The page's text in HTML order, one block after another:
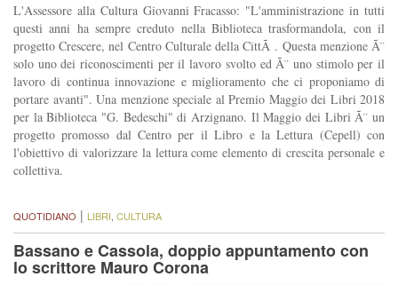
L'Assessore alla Cultura Giovanni Fracasso: "L'amministrazione in tutti
questi anni ha sempre creduto nella Biblioteca trasformandola, con il
progetto Crescere, nel Centro Culturale della CittÃ . Questa menzione Ã¨
solo uno dei riconoscimenti per il lavoro svolto ed Ã¨ uno stimolo per il
lavoro di continua innovazione e miglioramento che ci proponiamo di
portare avanti". Una menzione speciale al Premio Maggio dei Libri 2018
per la Biblioteca "G. Bedeschi" di Arzignano. Il Maggio dei Libri Ã¨ un
progetto promosso dal Centro per il Libro e la Lettura (Cepell) con
l'obiettivo di valorizzare la lettura come elemento di crescita personale e
collettiva.
QUOTIDIANO | LIBRI CULTURA
Bassano e Cassola, doppio appuntamento con
lo scrittore Mauro Corona